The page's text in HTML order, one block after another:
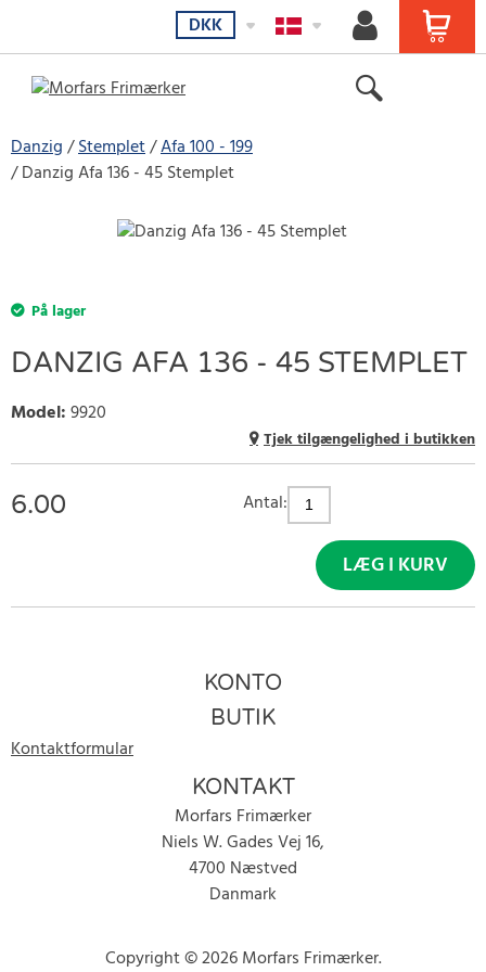
DKK
Danzig Stemplet Afa 100 - 199
Danzig Afa 136 - 45 Stemplet
På lager
DANZIG AFA 136 - 45 STEMPLET
Model:9920
Tjek tilgængelighed i butikken
6.00 Antal:
LÆG I KURV
KONTO
BUTIK
Kontaktformular
KONTAKT
Morfars Frimærker
Niels W. Gades Vej 16,
4700 Næstved
Danmark
Copyright © 2026 Morfars Frimærker.